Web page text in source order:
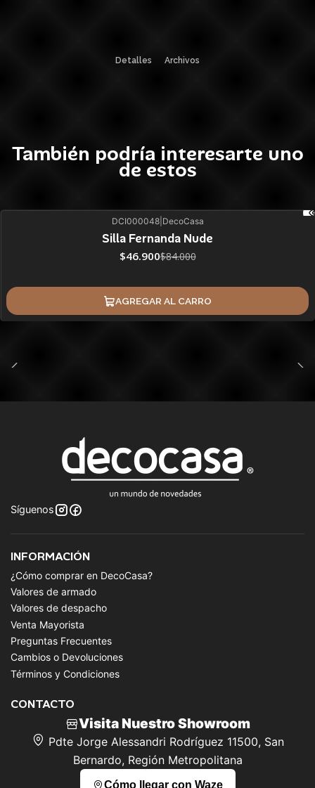
Detalles Archivos
También podría interesarte uno
de estos
DCI000048| DecoCasa
Silla Fernanda Nude
$46.900$84.000
AGREGAR AL CARRO
Síguenos
INFORMACIÓN
¿Cómo comprar en DecoCasa?
Valores de armado
Valores de despacho
Venta Mayorista
Preguntas Frecuentes
Cambios o Devoluciones
Términos y Condiciones
CONTACTO
Visita Nuestro Showroom
Pdte Jorge Alessandri Rodríguez 11500, San
Bernardo, Región Metropolitana
Cómo llegar con Waze